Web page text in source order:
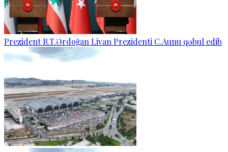
Prezident R.T.Ərdoğan Livan Prezidenti C.Aunu qəbul edib